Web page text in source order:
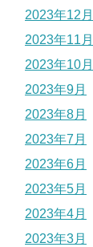
2023年12月
2023年11月
2023年10月
2023年9月
2023年8月
2023年7月
2023年6月
2023年5月
2023年4月
2023年3月